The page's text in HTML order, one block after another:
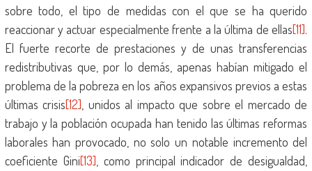
sobre todo, el tipo de medidas con el que se ha querido
reaccionar y actuar especialmente frente a la última de ellas[11].
El fuerte recorte de prestaciones y de unas transferencias
redistributivas que, por lo demás, apenas habían mitigado el
problema de la pobreza en los años expansivos previos a estas
últimas crisis[12] , unidos al impacto que sobre el mercado de
trabajo y la población ocupada han tenido las últimas reformas
laborales han provocado, no solo un notable incremento del
coeficiente Gini[13] , como principal indicador de desigualdad,